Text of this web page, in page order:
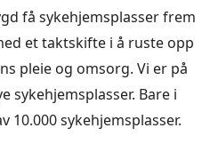
få sykehjemsplasser frem
et taktskifte i å ruste opp
pleie og omsorg. Vi er på
sykehjemsplasser. Bare i
sykehjemsplasser.